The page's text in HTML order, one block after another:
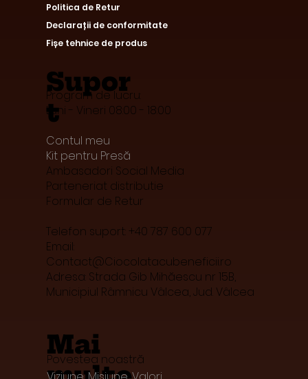
Supor
t
Mai
Program de lucru:
Luni - Vineri 08:00 - 18:00
Contul meu
Kit pentru Presă
Ambasadori Social Media
Parteneriat distributie
Formular de Retur
Telefon suport: +40 787 600 077
Email:
Contact@Ciocolatacubeneficii.ro
Adresa: Strada Gib Mihăescu nr 15B,
Municipiul Râmnicu Vâlcea, Jud. Vâlcea
Povestea noastră
Politica de Retur
Declarații de conformitate
Fișe tehnice de produs